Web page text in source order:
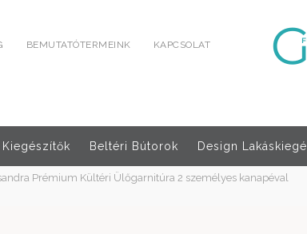
BEMUTATÓTERMEINK KAPCSOLAT
Kiegészítők Beltéri Bútorok Design
Prémium Kültéri Ülőgarnitúra 2 személyes kanapéval